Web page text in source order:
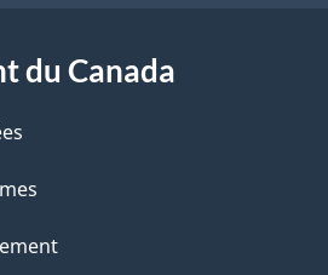
du Canada